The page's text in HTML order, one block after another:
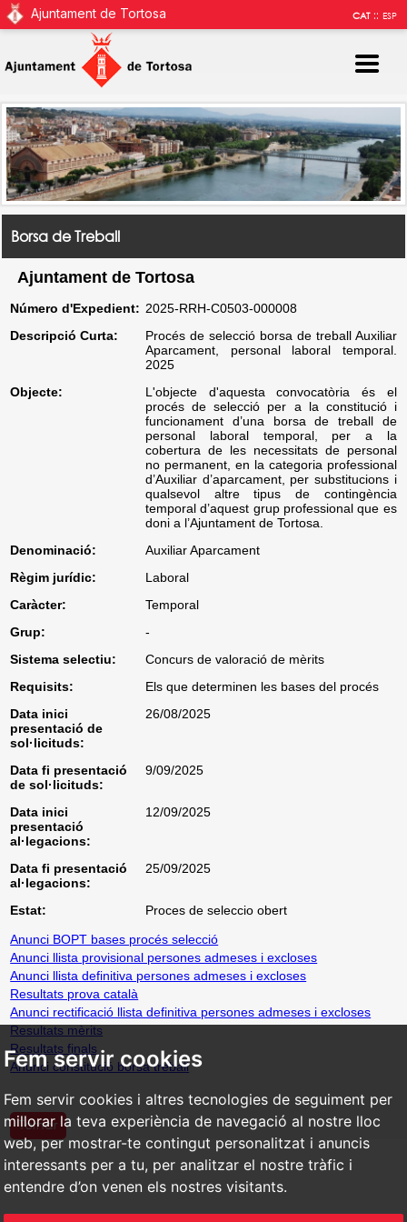
Fem servir cookies
Fem servir cookies i altres tecnologies de seguiment per
millorar la teva experiència de navegació al nostre lloc
web, per mostrar-te contingut personalitzat i anuncis
interessants per a tu, per analitzar el nostre tràfic i
entendre d’on venen els nostres visitants.
Ajuntament de Tortosa CAT::ESP
Borsa de Treball
Ajuntament de Tortosa
Número d'Expedient: 2025-RRH-C0503-000008
Descripció Curta:
Procés de selecció borsa de treball Auxiliar
Aparcament, personal laboral temporal.
2025
Objecte:
L'objecte d'aquesta convocatòria és el
procés de selecció per a la constitució i
funcionament d’una borsa de treball de
personal laboral temporal, per a la
cobertura de les necessitats de personal
no permanent, en la categoria professional
d’Auxiliar d’aparcament, per substitucions i
qualsevol altre tipus de contingència
temporal d’aquest grup professional que es
doni a l’Ajuntament de Tortosa.
Denominació:
Auxiliar Aparcament
Règim jurídic:
Laboral
Caràcter:
Temporal
Grup:
-
Sistema selectiu:
Concurs de valoració de mèrits
Requisits:
Els que determinen les bases del procés
Data inici
presentació de
sol·licituds:
26/08/2025
Data fi presentació
de sol·licituds:
9/09/2025
Data inici
presentació
al·legacions:
12/09/2025
Data fi presentació
al·legacions:
25/09/2025
Estat:
Proces de seleccio obert
Anunci BOPT bases procés selecció
Anunci llista provisional persones admeses i excloses
Anunci llista definitiva persones admeses i excloses
Resultats prova català
Anunci rectificació llista definitiva persones admeses i excloses
Resultats mèrits
Resultats finals
Anunci constitució borsa treball